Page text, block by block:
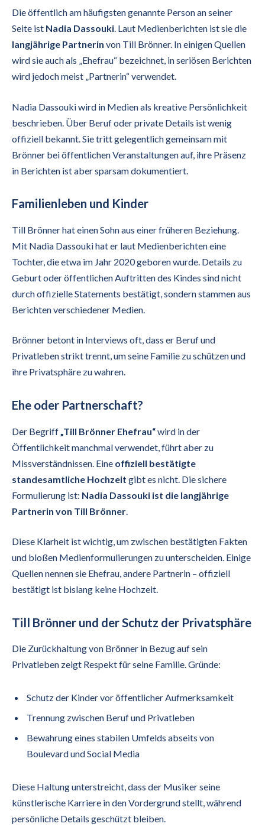
Die öffentlich am häufigsten genannte Person an seiner
Seite ist Nadia Dassouki. Laut Medienberichten ist sie die
langjährige Partnerin von Till Brönner. In einigen Quellen
wird sie auch als „Ehefrau“ bezeichnet, in seriösen Berichten
wird jedoch meist „Partnerin“ verwendet.
Nadia Dassouki wird in Medien als kreative Persönlichkeit
beschrieben. Über Beruf oder private Details ist wenig
offiziell bekannt. Sie tritt gelegentlich gemeinsam mit
Brönner bei öffentlichen Veranstaltungen auf, ihre Präsenz
in Berichten ist aber sparsam dokumentiert.
Familienleben und Kinder
Till Brönner hat einen Sohn aus einer früheren Beziehung.
Mit Nadia Dassouki hat er laut Medienberichten eine
Tochter, die etwa im Jahr 2020 geboren wurde. Details zu
Geburt oder öffentlichen Auftritten des Kindes sind nicht
durch offizielle Statements bestätigt, sondern stammen aus
Berichten verschiedener Medien.
Brönner betont in Interviews oft, dass er Beruf und
Privatleben strikt trennt, um seine Familie zu schützen und
ihre Privatsphäre zu wahren.
Ehe oder Partnerschaft?
Der Begriff „Till Brönner Ehefrau“wird in der
Öffentlichkeit manchmal verwendet, führt aber zu
Missverständnissen. Eine offiziell bestätigte
standesamtliche Hochzeit gibt es nicht. Die sichere
Formulierung ist: Nadia Dassouki ist die langjährige
Partnerin von Till Brönner
Diese Klarheit ist wichtig, um zwischen bestätigten Fakten
und bloßen Medienformulierungen zu unterscheiden. Einige
Quellen nennen sie Ehefrau, andere Partnerin – offiziell
bestätigt ist bislang keine Hochzeit.
Till Brönner und der Schutz der Privatsphäre
Die Zurückhaltung von Brönner in Bezug auf sein
Privatleben zeigt Respekt für seine Familie. Gründe:
Schutz der Kinder vor öffentlicher Aufmerksamkeit
Trennung zwischen Beruf und Privatleben
Bewahrung eines stabilen Umfelds abseits von
Boulevard und Social Media
Diese Haltung unterstreicht, dass der Musiker seine
künstlerische Karriere in den Vordergrund stellt, während
persönliche Details geschützt bleiben.